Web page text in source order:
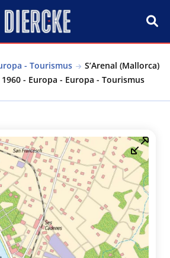
- Tourismus
S’Arenal (Mallorca)
- Europa - Europa - Tourismus